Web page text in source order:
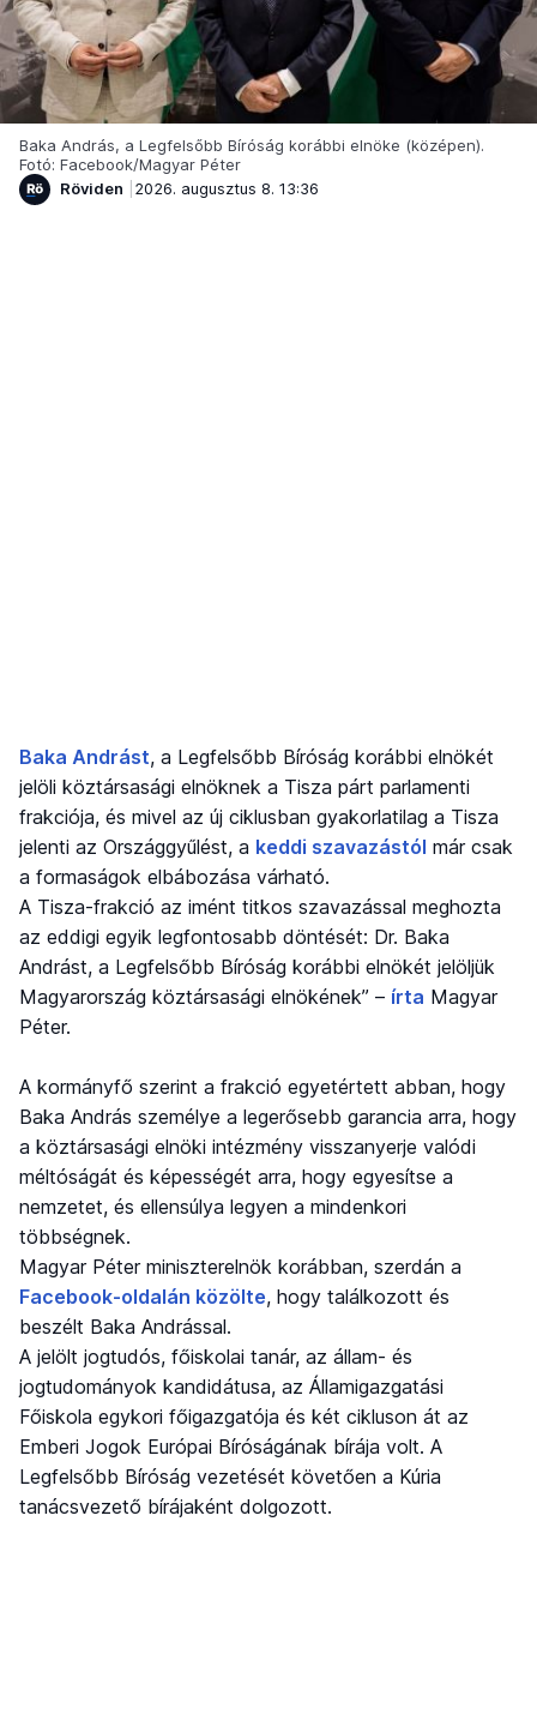
Baka András, a Legfelsőbb Bíróság korábbi elnöke (középen).
Fotó: Facebook/Magyar Péter
Röviden
2026. augusztus 8. 13:36
Baka Andrást, a Legfelsőbb Bíróság korábbi elnökét
jelöli köztársasági elnöknek a Tisza párt parlamenti
frakciója, és mivel az új ciklusban gyakorlatilag a Tisza
jelenti az Országgyűlést, a keddi szavazástól már csak
a formaságok elbábozása várható.
A Tisza-frakció az imént titkos szavazással meghozta
az eddigi egyik legfontosabb döntését: Dr. Baka
Andrást, a Legfelsőbb Bíróság korábbi elnökét jelöljük
Magyarország köztársasági elnökének” – írta Magyar
Péter.
A kormányfő szerint a frakció egyetértett abban, hogy
Baka András személye a legerősebb garancia arra, hogy
a köztársasági elnöki intézmény visszanyerje valódi
méltóságát és képességét arra, hogy egyesítse a
nemzetet, és ellensúlya legyen a mindenkori
többségnek.
Magyar Péter miniszterelnök korábban, szerdán a
Facebook-oldalán közölte, hogy találkozott és
beszélt Baka Andrással.
A jelölt jogtudós, főiskolai tanár, az állam- és
jogtudományok kandidátusa, az Államigazgatási
Főiskola egykori főigazgatója és két cikluson át az
Emberi Jogok Európai Bíróságának bírája volt. A
Legfelsőbb Bíróság vezetését követően a Kúria
tanácsvezető bírájaként dolgozott.